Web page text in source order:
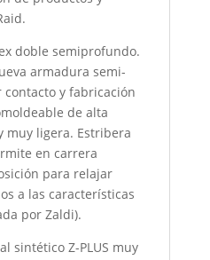
doble semiprofundo.
armadura semi-
y fabricación
de alta
muy ligera. Estribera
en carrera
para relajar
a las características
por Zaldi).
sintético Z-PLUS muy